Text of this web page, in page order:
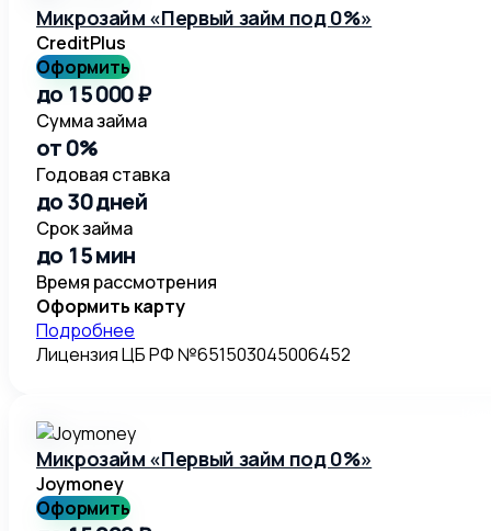
Микрозайм «Первый займ под 0%»
CreditPlus
Оформить
до 15 000 ₽
Сумма займа
от 0%
Годовая ставка
до 30 дней
Срок займа
до 15 мин
Время рассмотрения
Оформить карту
Подробнее
Лицензия ЦБ РФ №651503045006452
Микрозайм «Первый займ под 0%»
Joymoney
Оформить